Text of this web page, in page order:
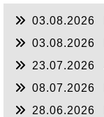
03.08.2026
03.08.2026
23.07.2026
08.07.2026
28.06.2026